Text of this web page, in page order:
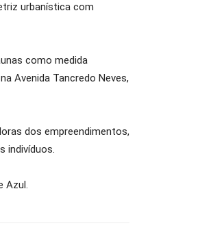
urbanística com
como medida
Avenida Tancredo Neves,
dos empreendimentos,
indivíduos.
Azul.